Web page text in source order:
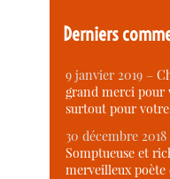
Derniers
9 janvier 2019 –
grand merci pour
surtout pour
30 décembre
Somptueuse et
merveilleux